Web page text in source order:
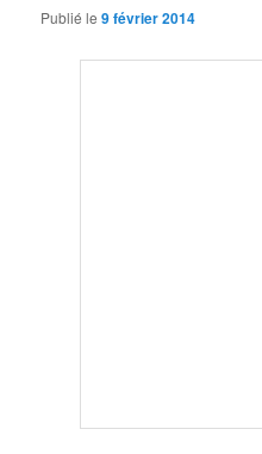
Publié le9 février 2014